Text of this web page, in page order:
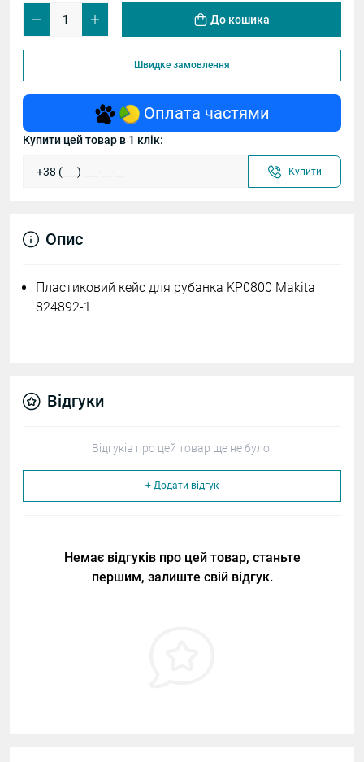
До кошика
Швидке замовлення
Оплата частями
Купити цей товар в 1 клік:
Купити
Опис
Пластиковий кейс для рубанка KP0800 Makita
824892-1
Відгуки
Відгуків про цей товар ще не було.
+ Додати відгук
Немає відгуків про цей товар, станьте
першим, залиште свій відгук.